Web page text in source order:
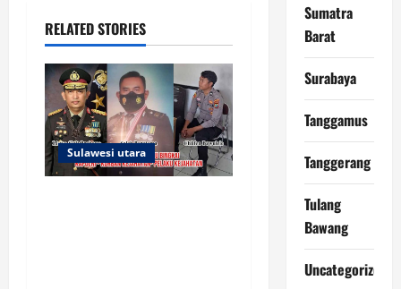
i
g
a
t
i
RELATED STORIES
Sulawesi utara
Sumatra
Barat
Surabaya
Tanggamus
Tanggerang
Tulang
Bawang
Uncategorized